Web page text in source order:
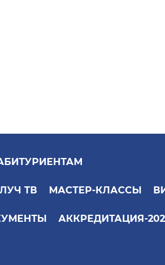
ТВ МАСТЕР-КЛАССЫ
АККРЕДИТАЦИЯ-